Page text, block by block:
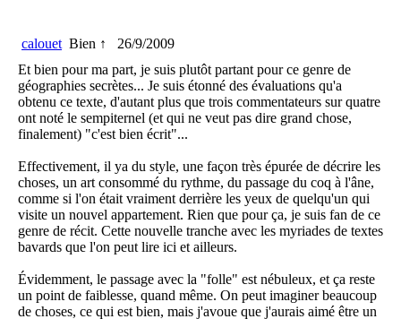
calouet Bien ↑
26/9/2009
Et bien pour ma part, je suis plutôt partant pour ce genre de
géographies secrètes... Je suis étonné des évaluations qu'a
obtenu ce texte, d'autant plus que trois commentateurs sur quatre
ont noté le sempiternel (et qui ne veut pas dire grand chose,
finalement) "c'est bien écrit"...
Effectivement, il ya du style, une façon très épurée de décrire les
choses, un art consommé du rythme, du passage du coq à l'âne,
comme si l'on était vraiment derrière les yeux de quelqu'un qui
visite un nouvel appartement. Rien que pour ça, je suis fan de ce
genre de récit. Cette nouvelle tranche avec les myriades de textes
bavards que l'on peut lire ici et ailleurs.
Évidemment, le passage avec la "folle" est nébuleux, et ça reste
un point de faiblesse, quand même. On peut imaginer beaucoup
de choses, ce qui est bien, mais j'avoue que j'aurais aimé être un